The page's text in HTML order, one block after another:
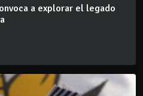
a explorar el legado